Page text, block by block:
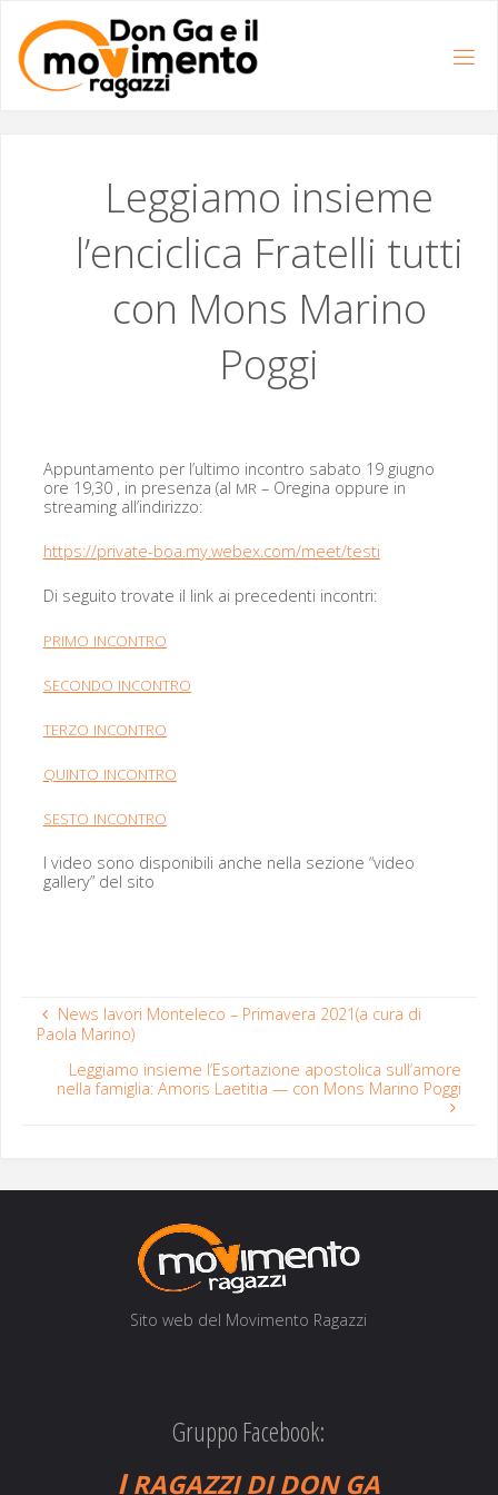
contenuto
Leggiamo insieme
l’enciclica Fratelli tutti
con Mons Marino
Poggi
Appun­ta­men­to per l’ul­ti­mo incon­tro saba­to 19 giug­no
ore 19,30 , in pre­sen­za (al MR– Oregi­na oppure in
stream­ing all’indirizzo:
https://private-boa.my.webex.com/meet/testi
Di segui­to trovate il link ai prece­den­ti incontri:
PRIMO INCONTRO
SECONDO INCONTRO
TERZO INCONTRO
QUINTO INCONTRO
SESTO INCONTRO
I video sono disponi­bili anche nel­la sezione “video
gallery” del sito
News lavori Monteleco – Primavera 2021(a cura di
Paola Marino)
Leggiamo insieme l’Esortazione apostolica sull’amore
nella famiglia: Amoris Laetitia — con Mons Marino Poggi
Sito web del Movi­men­to Ragazzi
Gruppo Facebook:
IRAGAZZI DI DON GA